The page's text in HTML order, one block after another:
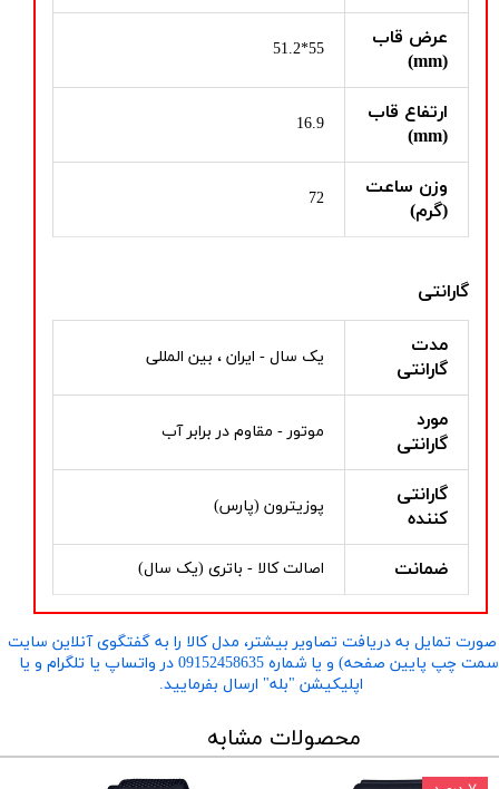
عرض قاب
(mm)
55*51.2
ارتفاع قاب
(mm)
16.9
وزن ساعت
(گرم)
72
گارانتی
مدت
گارانتی
یک سال - ایران ، بین المللی
مورد
گارانتی
موتور - مقاوم در برابر آب
گارانتی
کننده
پوزیترون (پارس)
ضمانت اصالت کالا - باتری (یک سال)
تمایل به دریافت تصاویر بیشتر، مدل کالا را به گفتگوی آنلاین سایت
​​​​​​​(سمت چپ پایین صفحه) و یا شماره 09152458635 در واتساپ یا تلگرام و یا
اپلیکیشن "بله" ارسال بفرمایید.
محصولات مشابه